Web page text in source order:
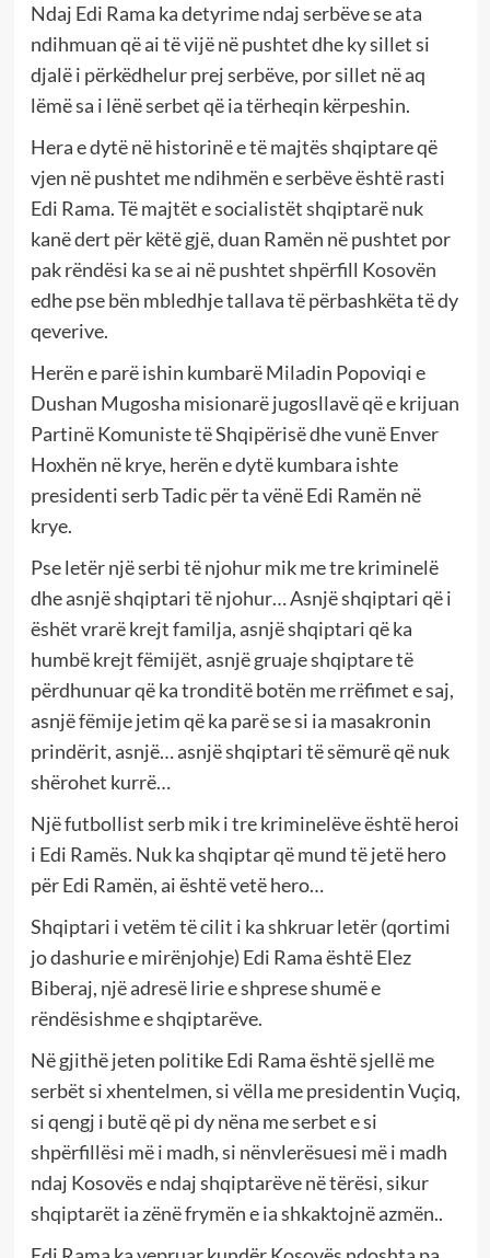
Ndaj Edi Rama ka detyrime ndaj serbëve se ata
ndihmuan që ai të vijë në pushtet dhe ky sillet si
djalë i përkëdhelur prej serbëve, por sillet në aq
lëmë sa i lënë serbet që ia tërheqin kërpeshin.
Hera e dytë në historinë e të majtës shqiptare që
vjen në pushtet me ndihmën e serbëve është rasti
Edi Rama. Të majtët e socialistët shqiptarë nuk
kanë dert për këtë gjë, duan Ramën në pushtet por
pak rëndësi ka se ai në pushtet shpërfill Kosovën
edhe pse bën mbledhje tallava të përbashkëta të dy
qeverive.
Herën e parë ishin kumbarë Miladin Popoviqi e
Dushan Mugosha misionarë jugosllavë që e krijuan
Partinë Komuniste të Shqipërisë dhe vunë Enver
Hoxhën në krye, herën e dytë kumbara ishte
presidenti serb Tadic për ta vënë Edi Ramën në
krye.
Pse letër një serbi të njohur mik me tre kriminelë
dhe asnjë shqiptari të njohur… Asnjë shqiptari që i
ëshët vrarë krejt familja, asnjë shqiptari që ka
humbë krejt fëmijët, asnjë gruaje shqiptare të
përdhunuar që ka tronditë botën me rrëfimet e saj,
asnjë fëmije jetim që ka parë se si ia masakronin
prindërit, asnjë… asnjë shqiptari të sëmurë që nuk
shërohet kurrë…
Një futbollist serb mik i tre kriminelëve është heroi
i Edi Ramës. Nuk ka shqiptar që mund të jetë hero
për Edi Ramën, ai është vetë hero…
Shqiptari i vetëm të cilit i ka shkruar letër (qortimi
jo dashurie e mirënjohje) Edi Rama është Elez
Biberaj, një adresë lirie e shprese shumë e
rëndësishme e shqiptarëve.
Në gjithë jeten politike Edi Rama është sjellë me
serbët si xhentelmen, si vëlla me presidentin Vuçiq,
si qengj i butë që pi dy nëna me serbet e si
shpërfillësi më i madh, si nënvlerësuesi më i madh
ndaj Kosovës e ndaj shqiptarëve në tërësi, sikur
shqiptarët ia zënë frymën e ia shkaktojnë azmën..